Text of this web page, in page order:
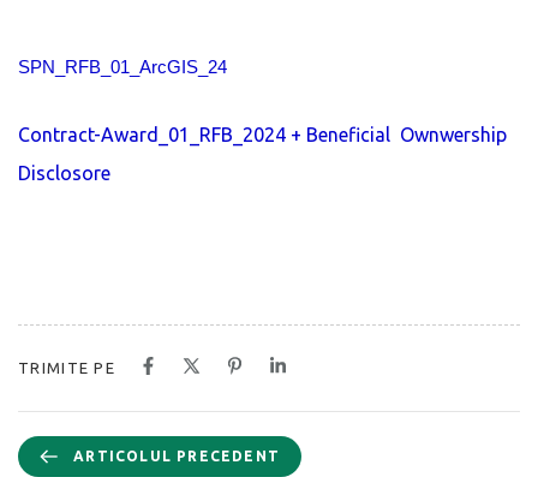
SPN_RFB_01_ArcGIS_24
Contract-Award_01_RFB_2024 + Beneficial Ownwership
Disclosore
TRIMITE PE
ARTICOLUL PRECEDENT